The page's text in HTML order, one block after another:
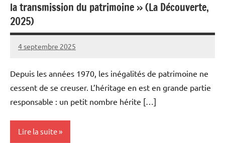
la transmission du patrimoine » (La Découverte,
2025)
4 septembre 2025
Fabien
4
Depuis les années 1970, les inégalités de patrimoine ne
cessent de se creuser. L’héritage en est en grande partie
responsable : un petit nombre hérite […]
Lire la suite